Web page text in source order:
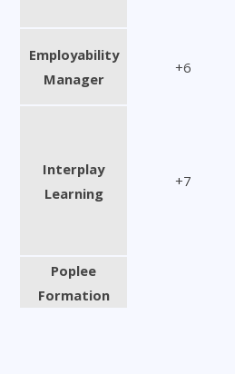
Employability
Manager
+6
Interplay
Learning
+7
Poplee
Formation